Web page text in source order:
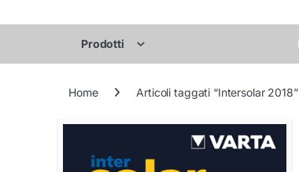
Prodotti
Home Articoli taggati “Intersolar 2018”